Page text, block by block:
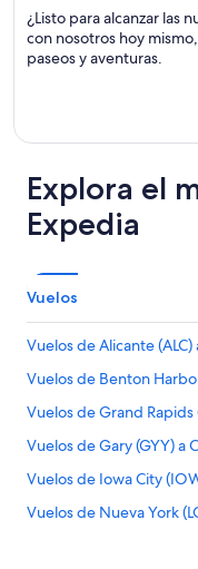
¿Listo para alcanzar las
con nosotros hoy
paseos y aventuras.
Explora el
Expedia
Vuelos
Vuelos de Alicante (ALC)
Vuelos de Benton
Vuelos de Grand Rapids
Vuelos de Gary (GYY) a
Vuelos de Iowa City
Vuelos de Nueva York